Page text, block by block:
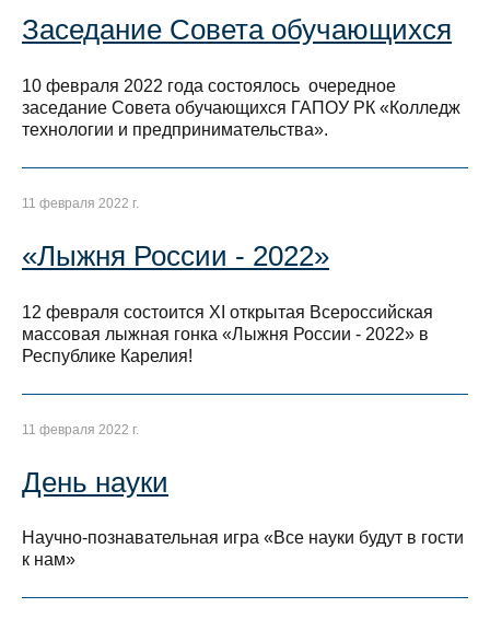
Заседание Совета обучающихся
10 февраля 2022 года состоялось очередное
заседание Совета обучающихся ГАПОУ РК «Колледж
технологии и предпринимательства».
11 февраля 2022 г.
«Лыжня России - 2022»
12 февраля состоится ХI открытая Всероссийская
массовая лыжная гонка «Лыжня России - 2022» в
Республике Карелия!
11 февраля 2022 г.
День науки
Научно-познавательная игра «Все науки будут в гости
к нам»